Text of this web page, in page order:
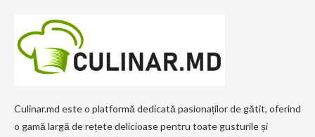
Culinar.md este o platformă dedicată pasionaților de gătit, oferind
o gamă largă de rețete delicioase pentru toate gusturile și